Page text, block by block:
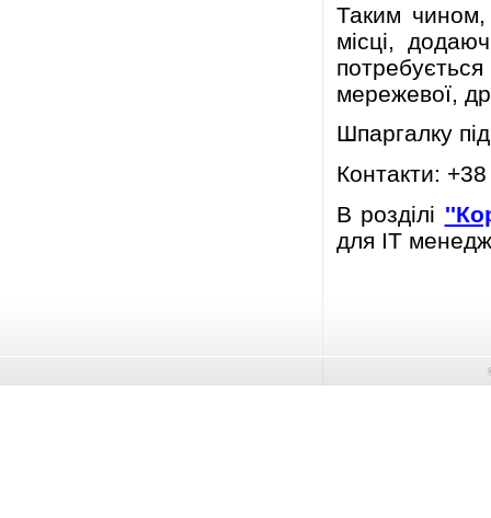
Таким чином,
місці,
мережевої,
Шпаргалку
Контакти:
В розділі
для ІТ